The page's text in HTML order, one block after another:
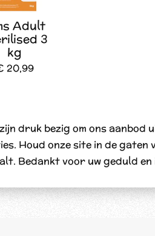
Adult
3
kg
20,99
druk bezig om ons aanbod
Houd onze site in de
Bedankt voor uw geduld